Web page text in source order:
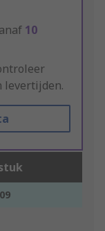
10
levertijden.